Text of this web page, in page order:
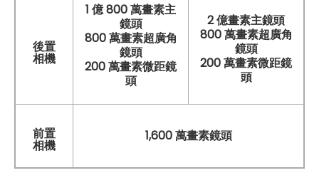
後置
相機
1 億 800 萬畫素主
鏡頭
800 萬畫素超廣角
鏡頭
200 萬畫素微距鏡
頭
2 億畫素主鏡頭
800 萬畫素超廣角
鏡頭
200 萬畫素微距鏡
頭
前置
相機
1,600 萬畫素鏡頭